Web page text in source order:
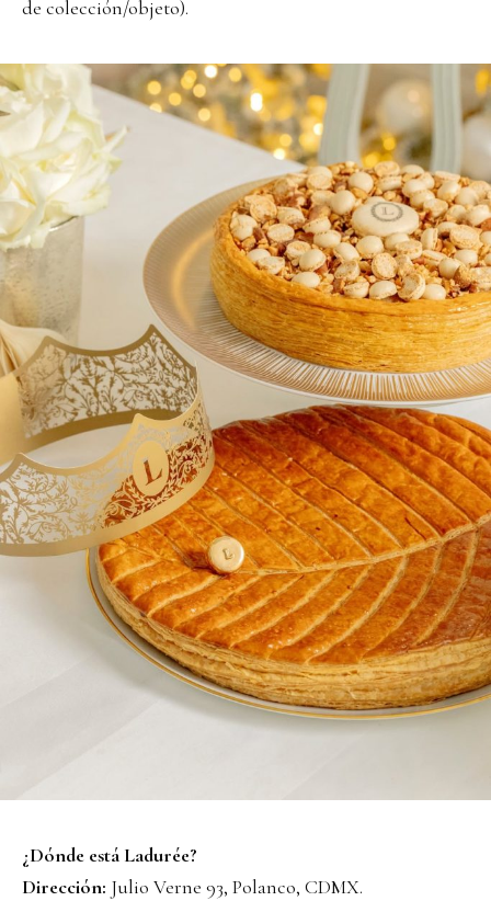
de colección/objeto).
¿Dónde está Ladurée?
Dirección: Julio Verne 93, Polanco, CDMX.